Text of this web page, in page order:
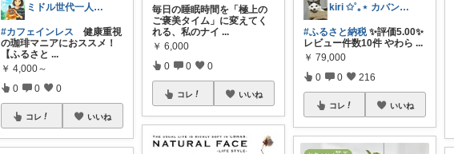
ミドル世代一人暮らし応援隊
#カフェインレス 健康重視
の珈琲マニアにおススメ！
【ふるさと ...
￥ 4,000～
0 0 0
コレ いいね
毎日の睡眠時間を「極上の
ご褒美タイム」に変えてく
れる、私のナイ ...
￥ 6,000
0 0 0
コレ いいね
kiri ✩˚｡⋆ カバン屋さん✩˚｡⋆
#ふるさと納税✨評価5.00✨
レビュー件数10件 やわら ...
￥ 79,000
0 0 216
コレ いいね